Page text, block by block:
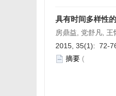
具有时间多样性
房鼎益, 党舒凡,
2015, 35(1): 72-
摘要 (